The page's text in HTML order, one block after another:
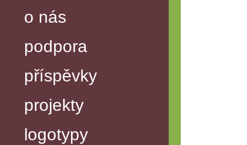
o nás
podpora
příspěvky
projekty
logotypy